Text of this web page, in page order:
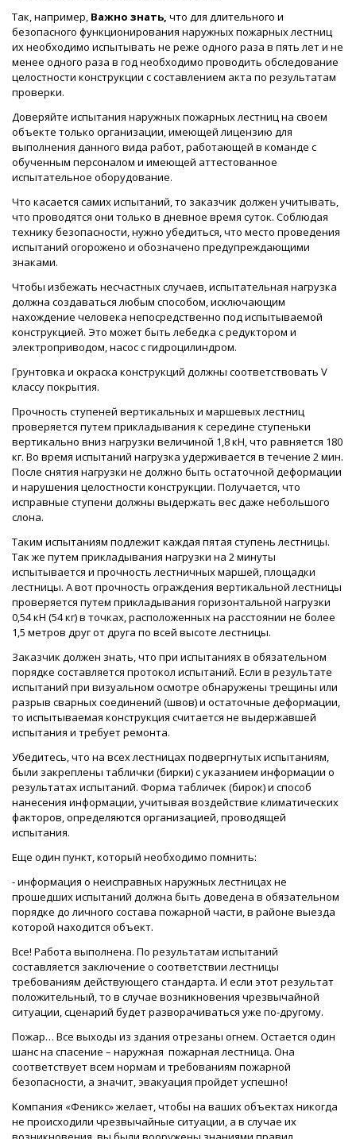
Так, например, Важно знать, что для длительного и
безопасного функционирования наружных пожарных лестниц
их необходимо испытывать не реже одного раза в пять лет и не
менее одного раза в год необходимо проводить обследование
целостности конструкции с составлением акта по результатам
проверки.
Доверяйте испытания наружных пожарных лестниц на своем
объекте только организации, имеющей лицензию для
выполнения данного вида работ, работающей в команде с
обученным персоналом и имеющей аттестованное
испытательное оборудование.
Что касается самих испытаний, то заказчик должен учитывать,
что проводятся они только в дневное время суток. Соблюдая
технику безопасности, нужно убедиться, что место проведения
испытаний огорожено и обозначено предупреждающими
знаками.
Чтобы избежать несчастных случаев, испытательная нагрузка
должна создаваться любым способом, исключающим
нахождение человека непосредственно под испытываемой
конструкцией. Это может быть лебедка с редуктором и
электроприводом, насос с гидроцилиндром.
Грунтовка и окраска конструкций должны соответствовать V
классу покрытия.
Прочность ступеней вертикальных и маршевых лестниц
проверяется путем прикладывания к середине ступеньки
вертикально вниз нагрузки величиной 1,8 кН, что равняется 180
кг. Во время испытаний нагрузка удерживается в течение 2 мин.
После снятия нагрузки не должно быть остаточной деформации
и нарушения целостности конструкции. Получается, что
исправные ступени должны выдержать вес даже небольшого
слона.
Таким испытаниям подлежит каждая пятая ступень лестницы.
Так же путем прикладывания нагрузки на 2 минуты
испытывается и прочность лестничных маршей, площадки
лестницы. А вот прочность ограждения вертикальной лестницы
проверяется путем прикладывания горизонтальной нагрузки
0,54 кН (54 кг) в точках, расположенных на расстоянии не более
1,5 метров друг от друга по всей высоте лестницы.
Заказчик должен знать, что при испытаниях в обязательном
порядке составляется протокол испытаний. Если в результате
испытаний при визуальном осмотре обнаружены трещины или
разрыв сварных соединений (швов) и остаточные деформации,
то испытываемая конструкция считается не выдержавшей
испытания и требует ремонта.
Убедитесь, что на всех лестницах подвергнутых испытаниям,
были закреплены таблички (бирки) с указанием информации о
результатах испытаний. Форма табличек (бирок) и способ
нанесения информации, учитывая воздействие климатических
факторов, определяются организацией, проводящей
испытания.
Еще один пункт, который необходимо помнить:
- информация о неисправных наружных лестницах не
прошедших испытаний должна быть доведена в обязательном
порядке до личного состава пожарной части, в районе выезда
которой находится объект.
Все! Работа выполнена. По результатам испытаний
составляется заключение о соответствии лестницы
требованиям действующего стандарта. И если этот результат
положительный, то в случае возникновения чрезвычайной
ситуации, сценарий будет разворачиваться уже по-другому.
Пожар… Все выходы из здания отрезаны огнем. Остается один
шанс на спасение – наружная пожарная лестница. Она
соответствует всем нормам и требованиям пожарной
безопасности, а значит, эвакуация пройдет успешно!
Компания «Феникс» желает, чтобы на ваших объектах никогда
не происходили чрезвычайные ситуации, а в случае их